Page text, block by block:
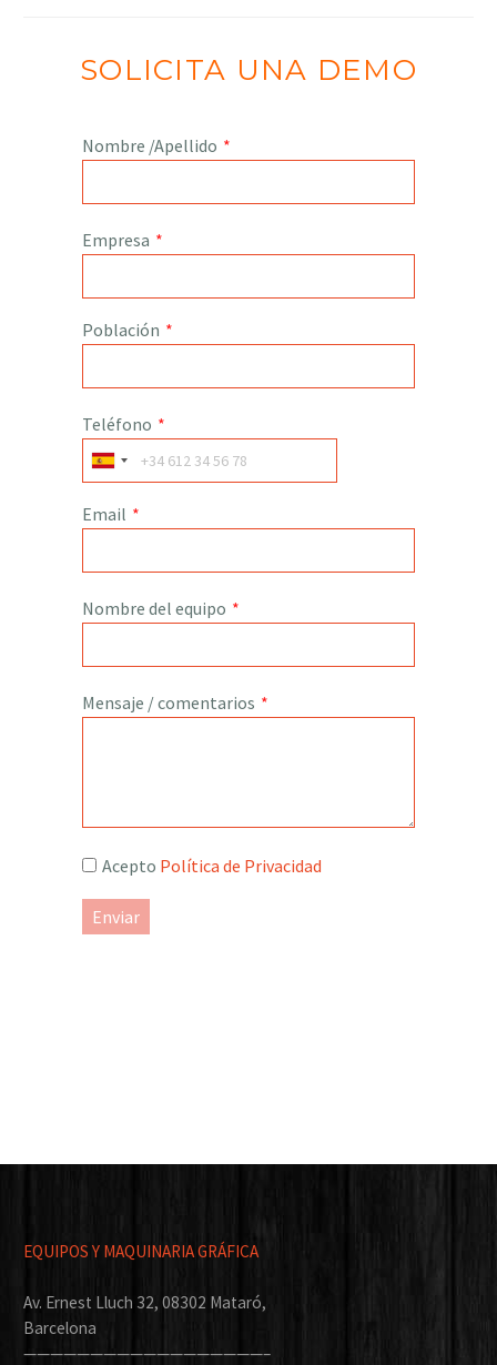
SOLICITA UNA DEMO
Nombre /Apellido *
Empresa *
Población *
Teléfono *
Email *
Nombre del equipo *
Mensaje / comentarios *
Acepto Política de Privacidad
Enviar
EQUIPOS Y MAQUINARIA GRÁFICA
Av. Ernest Lluch 32, 08302 Mataró,
Barcelona
——————————————————–